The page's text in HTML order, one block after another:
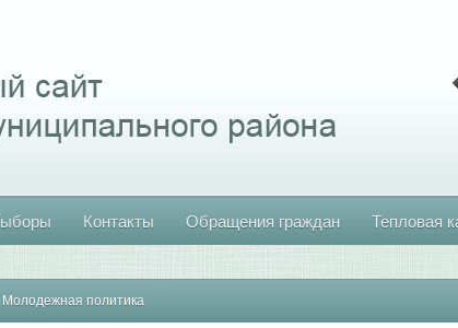
Контакты Обращения граждан Тепловая
Главная
Молодежная политика